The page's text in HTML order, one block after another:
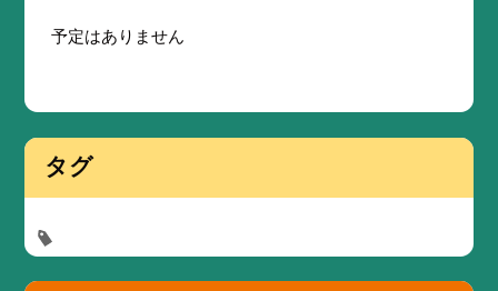
予定はありません
タグ